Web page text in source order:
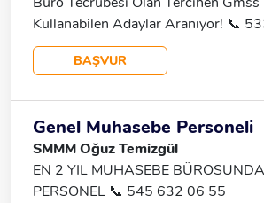
Kullanabilen Adaylar Aranıyor! 📞
BAŞVUR
Genel Muhasebe Personeli
SMMM Oğuz Temizgül
EN 2 YIL MUHASEBE
PERSONEL 📞 545 632 06 55